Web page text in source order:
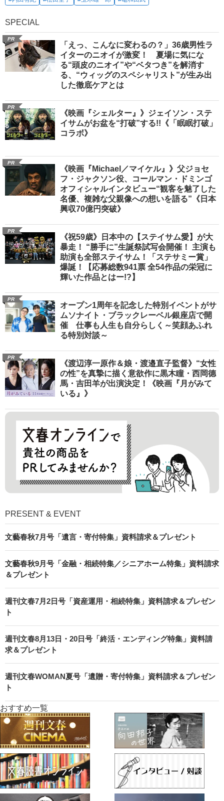
SPECIAL
PR
「えっ、こんなに変わるの？」36歳男性ラ
イターのニオイが激変！ 夏場に気にな
る“頭皮のニオイ”や“ベタつき”を解消す
る、“ウィッグのスペシャリスト”が生み出
した徹底ケアとは
PR
《映画『シェルター』》ジェイソン・ステ
イサムがお盆を“打破”する!!《「眠眠打破」
コラボ》
PR
《映画『Michael／マイケル』》父ジョセ
フ・ジャクソン役、コールマン・ドミンゴ
オフィシャルインタビュー“観客を魅了した
名優、複雑な父親像への想いを語る”《日本
興収70億円突破》
PR
《祝59歳》日本中の【ステイサム愛】が大
暴走！ “勝手に”生誕祭試写会開催！ 主演も
助演も全部ステイサム！「ステサミー賞」
爆誕！【応募総数941票 全54作品の栄冠に
輝いた作品とはー!?】
PR
オープン1周年を記念した特別イベントがサ
ムソナイト・ブラックレーベル銀座店で開
催 仕事も人生も自分らしく～笑顔あふれ
る特別対談～
PR
《渡辺淳一原作＆娘・渡邉直子監督》“女性
の性”を真摯に描く意欲作に黒木瞳・西岡德
馬・吉田羊が出演決定！《映画『月がみて
いる』》
PRESENT & EVENT
文藝春秋7月号「遺言・寄付特集」資料請求＆プレゼント
文藝春秋9月号「金融・相続特集／シニアホーム特集」資料請求
＆プレゼント
週刊文春7月2日号「資産運用・相続特集」資料請求＆プレゼン
ト
週刊文春8月13日・20日号「終活・エンディング特集」資料請
求＆プレゼント
週刊文春WOMAN夏号「遺贈・寄付特集」資料請求＆プレゼン
ト
おすすめ一覧